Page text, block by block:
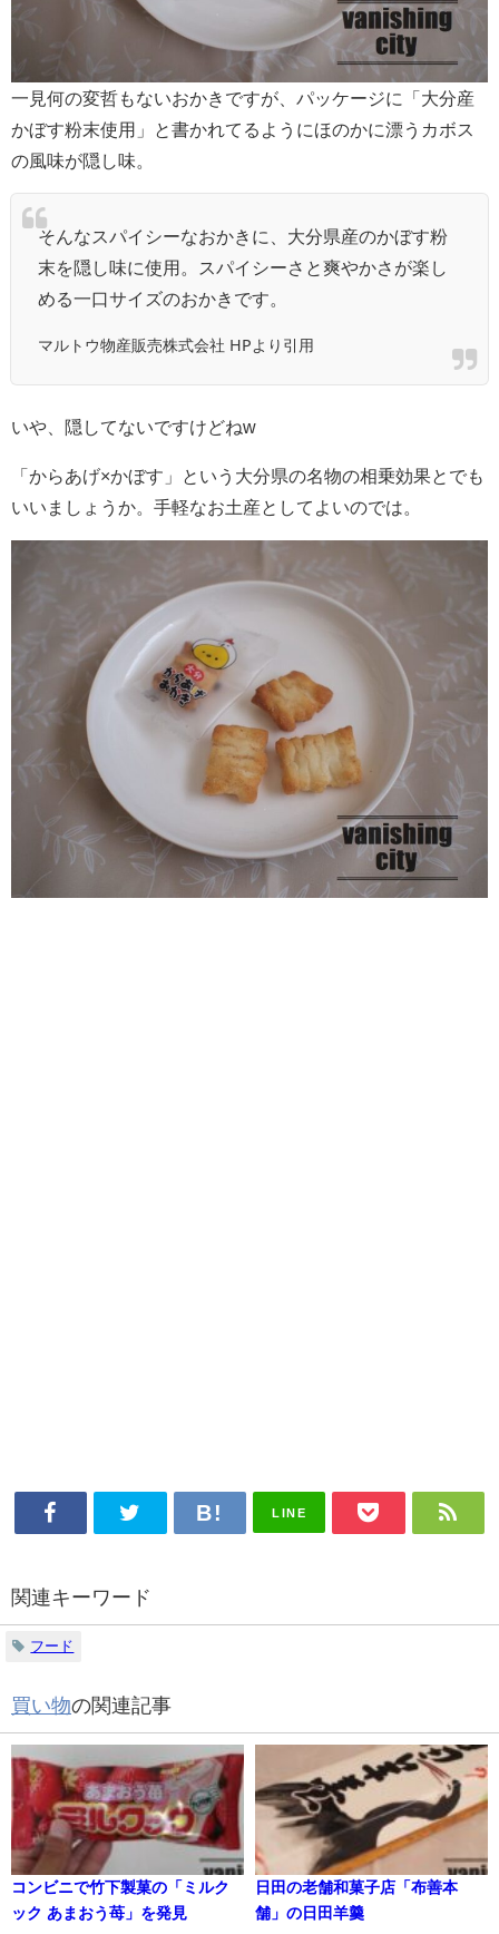
一見何の変哲もないおかきですが、パッケージに「大分産
かぼす粉末使用」と書かれてるようにほのかに漂うカボス
の風味が隠し味。
そんなスパイシーなおかきに、大分県産のかぼす粉
末を隠し味に使用。スパイシーさと爽やかさが楽し
める一口サイズのおかきです。
マルトウ物産販売株式会社 HPより引用
いや、隠してないですけどねw
「からあげ×かぼす」という大分県の名物の相乗効果とでも
いいましょうか。手軽なお土産としてよいのでは。
LINE
関連キーワード
フード
買い物の関連記事
コンビニで竹下製菓の「ミルク
ック あまおう苺」を発見
日田の老舗和菓子店「布善本
舗」の日田羊羹